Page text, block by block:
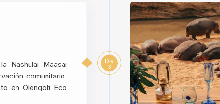
Día
3
Nashulai Maasai
comunitario.
en Olengoti Eco